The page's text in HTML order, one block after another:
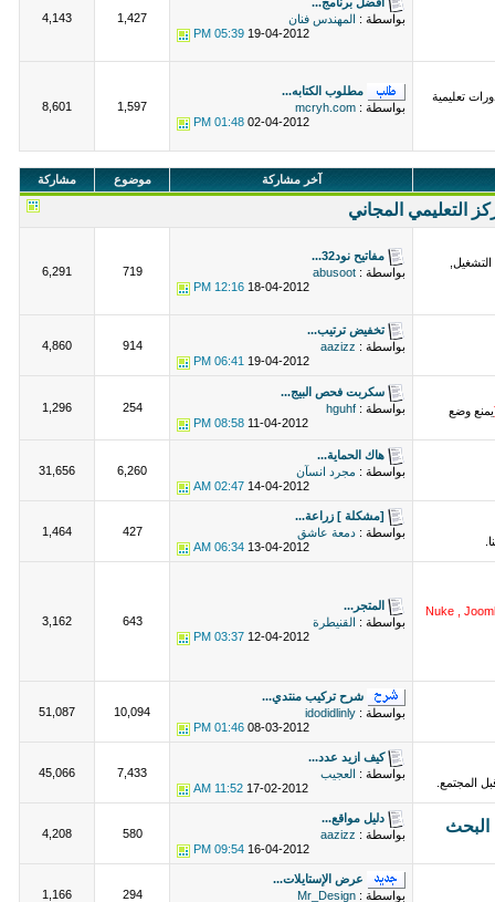
بواسطة :
المهندس فنان
19-04-2012
05:39 PM
1,427
4,143
تعليمية
مطلوب الكتابه...
بواسطة : mcryh.com
02-04-2012
01:48 PM
1,597
8,601
آخر مشاركة موضوع مشاركة
التعليمي المجاني
مفاتيح نود32...
بواسطة : abusoot
18-04-2012
12:16 PM
719
6,291
تخفيض ترتيب...
بواسطة : aazizz
19-04-2012
06:41 PM
914
4,860
يمنع وضع
سكربت فحص البيج...
بواسطة : hguhf
11-04-2012
08:58 PM
254
1,296
هاك الحماية...
بواسطة : مجرد انسآن
14-04-2012
02:47 AM
6,260
31,656
[مشكلة ] زراعة...
بواسطة : دمعة عاشق
13-04-2012
06:34 AM
427
1,464
Nuke ,
المتجر...
بواسطة :
القنيطرة
12-04-2012
03:37 PM
643
3,162
شرح تركيب منتدي...
بواسطة : idodidlinly
08-03-2012
01:46 PM
10,094
51,087
المجتمع.
كيف ازيد عدد...
بواسطة :
العجيب
17-02-2012
11:52 AM
7,433
45,066
دليل مواقع...
بواسطة : aazizz
16-04-2012
09:54 PM
580
4,208
عرض الإستايلات...
بواسطة : Mr_Design
294
1,166